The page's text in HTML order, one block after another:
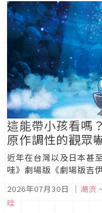
來自全國大賽常勝學...
這能帶小孩看嗎
原作調性的觀眾
近年在台灣以及日本甚
哇》劇場版《劇場版吉
部超熱門的作品。但在
起了網友們的熱烈反應
2026年07月30日 ｜ 潮流 、
哇